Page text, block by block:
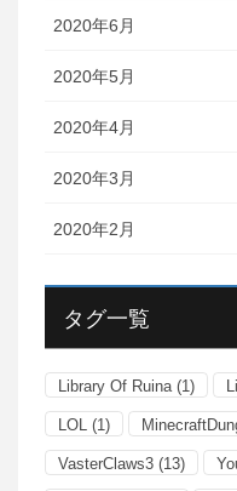
2020年6月
2020年5月
2020年4月
2020年3月
2020年2月
タグ一覧
Library Of Ruina (1)
LOL (1)
VasterClaws3 (13)